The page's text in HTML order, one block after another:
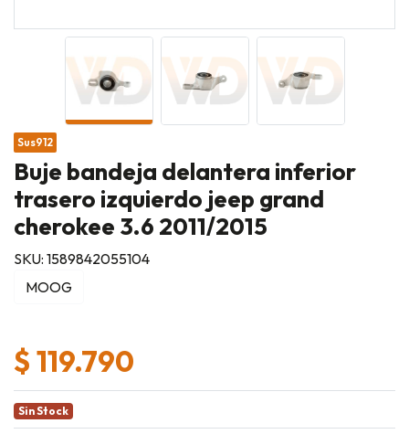
Sus912
Buje bandeja delantera inferior
trasero izquierdo jeep grand
cherokee 3.6 2011/2015
SKU: 1589842055104
MOOG
$ 119.790
Sin Stock